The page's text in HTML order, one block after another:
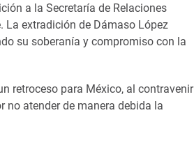
a la Secretaría de Relaciones
La extradición de Dámaso López
su soberanía y compromiso con la
retroceso para México, al contravenir
no atender de manera debida la